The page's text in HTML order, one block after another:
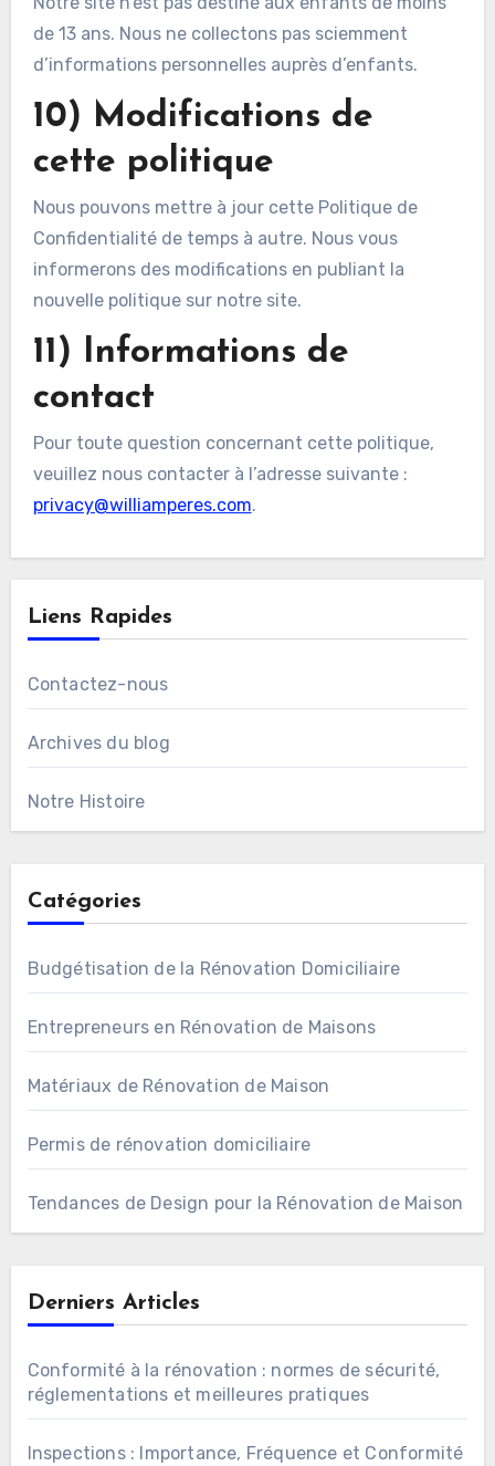
de 13 ans. Nous ne collectons pas sciemment
d’informations personnelles auprès d’enfants.
10) Modifications de
cette politique
Nous pouvons mettre à jour cette Politique de
Confidentialité de temps à autre. Nous vous
informerons des modifications en publiant la
nouvelle politique sur notre site.
11) Informations de
contact
Pour toute question concernant cette politique,
veuillez nous contacter à l’adresse suivante :
privacy@williamperes.com.
Liens Rapides
Contactez-nous
Archives du blog
Notre Histoire
Catégories
Budgétisation de la Rénovation Domiciliaire
Entrepreneurs en Rénovation de Maisons
Matériaux de Rénovation de Maison
Permis de rénovation domiciliaire
Tendances de Design pour la Rénovation de Maison
Derniers Articles
Conformité à la rénovation : normes de sécurité,
réglementations et meilleures pratiques
Inspections : Importance, Fréquence et Conformité